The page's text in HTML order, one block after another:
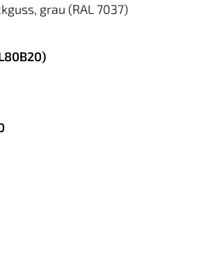
grau (RAL 7037)